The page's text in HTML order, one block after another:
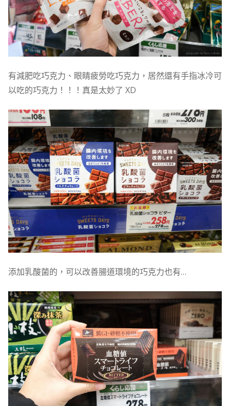
有減肥吃巧克力、眼睛疲勞吃巧克力，居然還有手指冰冷可
以吃的巧克力！！！真是太妙了 XD
添加乳酸菌的，可以改善腸道環境的巧克力也有…